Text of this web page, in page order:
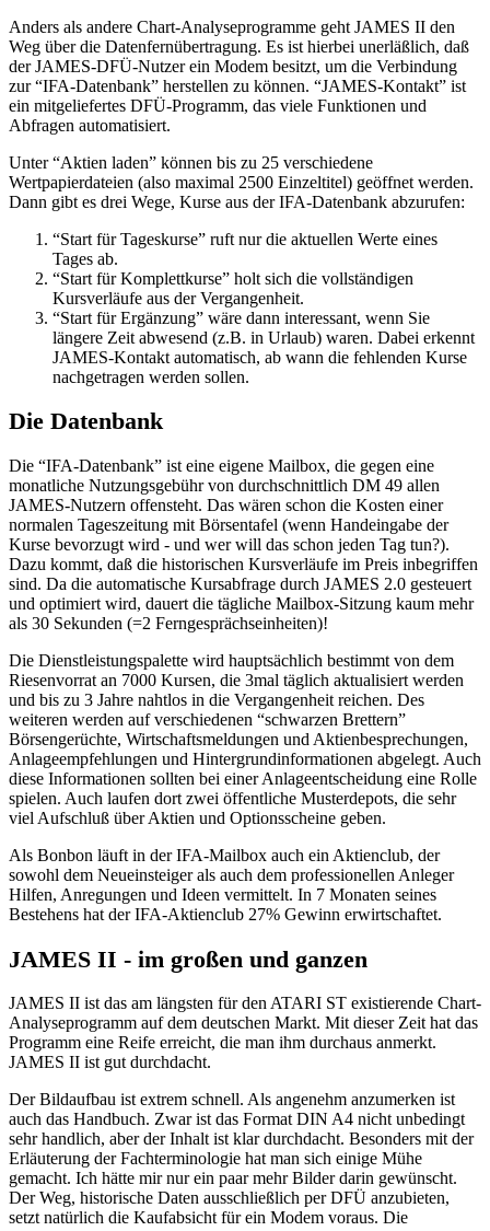
Anders als andere Chart-Analyseprogramme geht JAMES II den
Weg über die Datenfernübertragung. Es ist hierbei unerläßlich, daß
der JAMES-DFÜ-Nutzer ein Modem besitzt, um die Verbindung
zur “IFA-Datenbank” herstellen zu können. “JAMES-Kontakt” ist
ein mitgeliefertes DFÜ-Programm, das viele Funktionen und
Abfragen automatisiert.
Unter “Aktien laden” können bis zu 25 verschiedene
Wertpapierdateien (also maximal 2500 Einzeltitel) geöffnet werden.
Dann gibt es drei Wege, Kurse aus der IFA-Datenbank abzurufen:
“Start für Tageskurse” ruft nur die aktuellen Werte eines
Tages ab.
“Start für Komplettkurse” holt sich die vollständigen
Kursverläufe aus der Vergangenheit.
“Start für Ergänzung” wäre dann interessant, wenn Sie
längere Zeit abwesend (z.B. in Urlaub) waren. Dabei erkennt
JAMES-Kontakt automatisch, ab wann die fehlenden Kurse
nachgetragen werden sollen.
Die Datenbank
Die “IFA-Datenbank” ist eine eigene Mailbox, die gegen eine
monatliche Nutzungsgebühr von durchschnittlich DM 49 allen
JAMES-Nutzern offensteht. Das wären schon die Kosten einer
normalen Tageszeitung mit Börsentafel (wenn Handeingabe der
Kurse bevorzugt wird - und wer will das schon jeden Tag tun?).
Dazu kommt, daß die historischen Kursverläufe im Preis inbegriffen
sind. Da die automatische Kursabfrage durch JAMES 2.0 gesteuert
und optimiert wird, dauert die tägliche Mailbox-Sitzung kaum mehr
als 30 Sekunden (=2 Ferngesprächseinheiten)!
Die Dienstleistungspalette wird hauptsächlich bestimmt von dem
Riesenvorrat an 7000 Kursen, die 3mal täglich aktualisiert werden
und bis zu 3 Jahre nahtlos in die Vergangenheit reichen. Des
weiteren werden auf verschiedenen “schwarzen Brettern”
Börsengerüchte, Wirtschaftsmeldungen und Aktienbesprechungen,
Anlageempfehlungen und Hintergrundinformationen abgelegt. Auch
diese Informationen sollten bei einer Anlageentscheidung eine Rolle
spielen. Auch laufen dort zwei öffentliche Musterdepots, die sehr
viel Aufschluß über Aktien und Optionsscheine geben.
Als Bonbon läuft in der IFA-Mailbox auch ein Aktienclub, der
sowohl dem Neueinsteiger als auch dem professionellen Anleger
Hilfen, Anregungen und Ideen vermittelt. In 7 Monaten seines
Bestehens hat der IFA-Aktienclub 27% Gewinn erwirtschaftet.
JAMES II - im großen und ganzen
JAMES II ist das am längsten für den ATARI ST existierende Chart-
Analyseprogramm auf dem deutschen Markt. Mit dieser Zeit hat das
Programm eine Reife erreicht, die man ihm durchaus anmerkt.
JAMES II ist gut durchdacht.
Der Bildaufbau ist extrem schnell. Als angenehm anzumerken ist
auch das Handbuch. Zwar ist das Format DIN A4 nicht unbedingt
sehr handlich, aber der Inhalt ist klar durchdacht. Besonders mit der
Erläuterung der Fachterminologie hat man sich einige Mühe
gemacht. Ich hätte mir nur ein paar mehr Bilder darin gewünscht.
Der Weg, historische Daten ausschließlich per DFÜ anzubieten,
setzt natürlich die Kaufabsicht für ein Modem voraus. Die